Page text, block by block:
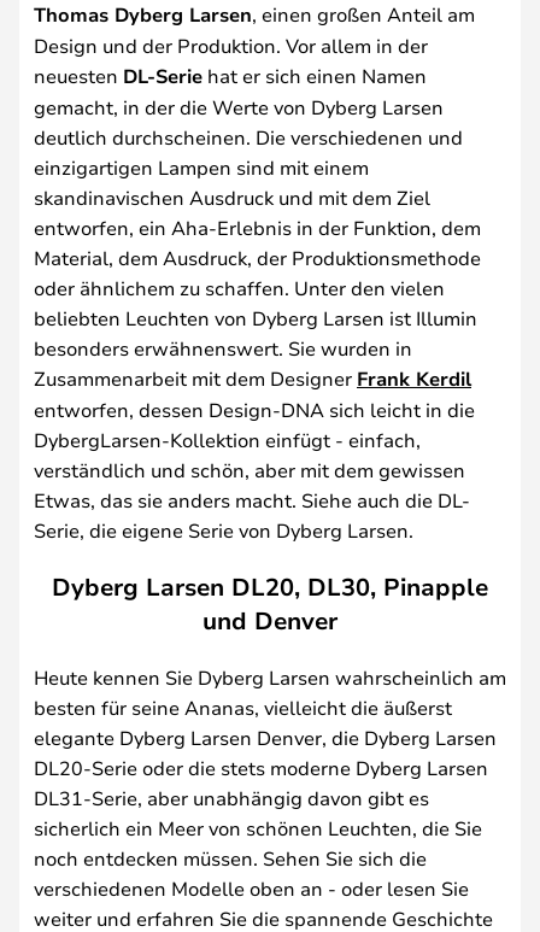
Thomas Dyberg Larsen, einen großen Anteil am
Design und der Produktion. Vor allem in der
neuesten DL-Serie hat er sich einen Namen
gemacht, in der die Werte von Dyberg Larsen
deutlich durchscheinen. Die verschiedenen und
einzigartigen Lampen sind mit einem
skandinavischen Ausdruck und mit dem Ziel
entworfen, ein Aha-Erlebnis in der Funktion, dem
Material, dem Ausdruck, der Produktionsmethode
oder ähnlichem zu schaffen. Unter den vielen
beliebten Leuchten von Dyberg Larsen ist Illumin
besonders erwähnenswert. Sie wurden in
Zusammenarbeit mit dem Designer Frank Kerdil
entworfen, dessen Design-DNA sich leicht in die
DybergLarsen-Kollektion einfügt - einfach,
verständlich und schön, aber mit dem gewissen
Etwas, das sie anders macht. Siehe auch die DL-
Serie, die eigene Serie von Dyberg Larsen.
Dyberg Larsen DL20, DL30, Pinapple
und Denver
Heute kennen Sie Dyberg Larsen wahrscheinlich am
besten für seine Ananas, vielleicht die äußerst
elegante Dyberg Larsen Denver, die Dyberg Larsen
DL20-Serie oder die stets moderne Dyberg Larsen
DL31-Serie, aber unabhängig davon gibt es
sicherlich ein Meer von schönen Leuchten, die Sie
noch entdecken müssen. Sehen Sie sich die
verschiedenen Modelle oben an - oder lesen Sie
weiter und erfahren Sie die spannende Geschichte